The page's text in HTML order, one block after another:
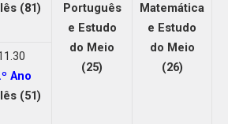
(81)
Português
e Estudo
do Meio
(25)
Matemática
e Estudo
do Meio
(26)
Ano
(51)